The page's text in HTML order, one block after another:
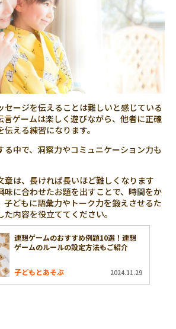
セージを伝えることは難しいと感じている
言ゲームは楽しく遊びながら、他者に正確
える練習になります。
る中で、洞察力やコミュニケーション力も
章は、長ければ長いほど難しくなります
味に合わせたお題を出すことで、時間をか
子どもに語彙力やトーク力を鍛えさせるた
内容を役立ててください。
連想ゲームのおすすめ例題10選！連想
ゲームのルールの設定方法もご紹介
子どもとあそぶ 2024.11.29